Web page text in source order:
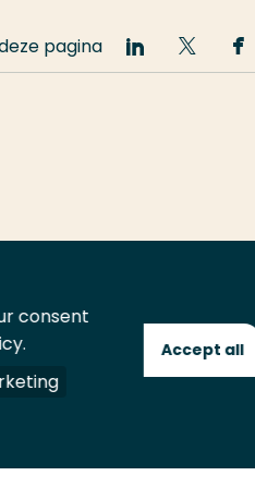
pagina
Deel
op
Deel
op
consent
Accept all